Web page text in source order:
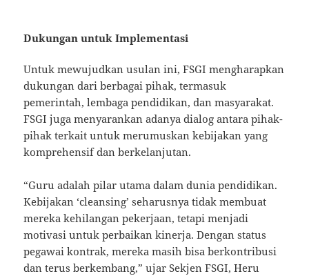
Dukungan untuk Implementasi
Untuk mewujudkan usulan ini, FSGI mengharapkan
dukungan dari berbagai pihak, termasuk
pemerintah, lembaga pendidikan, dan masyarakat.
FSGI juga menyarankan adanya dialog antara pihak-
pihak terkait untuk merumuskan kebijakan yang
komprehensif dan berkelanjutan.
“Guru adalah pilar utama dalam dunia pendidikan.
Kebijakan ‘cleansing’ seharusnya tidak membuat
mereka kehilangan pekerjaan, tetapi menjadi
motivasi untuk perbaikan kinerja. Dengan status
pegawai kontrak, mereka masih bisa berkontribusi
dan terus berkembang,” ujar Sekjen FSGI, Heru